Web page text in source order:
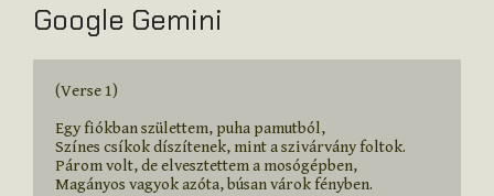
Google Gemini
(Verse 1)
Egy fiókban születtem, puha pamutból,
Színes csíkok díszítenek, mint a szivárvány foltok.
Párom volt, de elvesztettem a mosógépben,
Magányos vagyok azóta, búsan várok fényben.